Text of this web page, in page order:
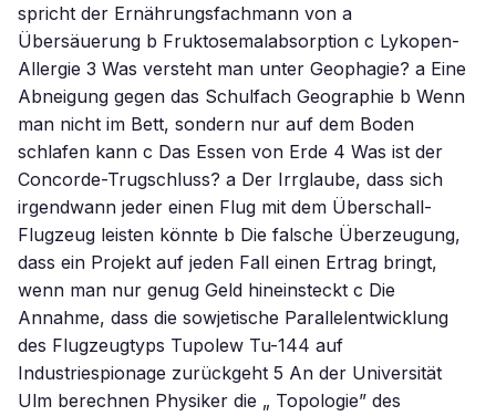
spricht der Ernährungsfachmann von a
Übersäuerung b Fruktosemalabsorption c Lykopen-
Allergie 3 Was versteht man unter Geophagie? a Eine
Abneigung gegen das Schulfach Geographie b Wenn
man nicht im Bett, sondern nur auf dem Boden
schlafen kann c Das Essen von Erde 4 Was ist der
Concorde-Trugschluss? a Der Irrglaube, dass sich
irgendwann jeder einen Flug mit dem Überschall-
Flugzeug leisten könnte b Die falsche Überzeugung,
dass ein Projekt auf jeden Fall einen Ertrag bringt,
wenn man nur genug Geld hineinsteckt c Die
Annahme, dass die sowjetische Parallelentwicklung
des Flugzeugtyps Tupolew Tu-144 auf
Industriespionage zurückgeht 5 An der Universität
Ulm berechnen Physiker die „ Topologie” des